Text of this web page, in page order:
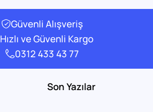
Güvenli Alışveriş
Hızlı ve Güvenli Kargo
0312 433 43 77
Son Yazılar